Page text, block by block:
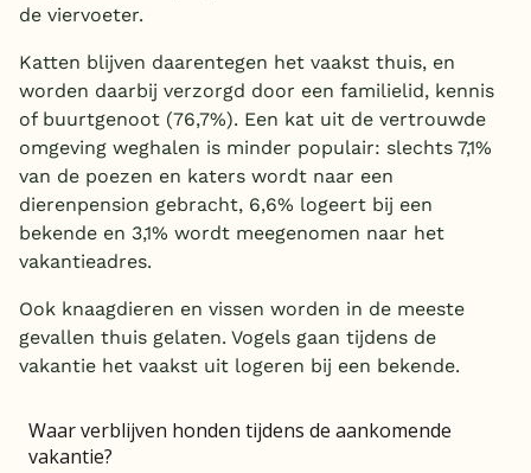
Texel
Limburg
Duitsland
België
Onze e-boeken
de viervoeter.
Katten blijven daarentegen het vaakst thuis, en
worden daarbij verzorgd door een familielid, kennis
of buurtgenoot (76,7%). Een kat uit de vertrouwde
omgeving weghalen is minder populair: slechts 7,1%
van de poezen en katers wordt naar een
dierenpension gebracht, 6,6% logeert bij een
bekende en 3,1% wordt meegenomen naar het
vakantieadres.
Ook knaagdieren en vissen worden in de meeste
gevallen thuis gelaten. Vogels gaan tijdens de
vakantie het vaakst uit logeren bij een bekende.